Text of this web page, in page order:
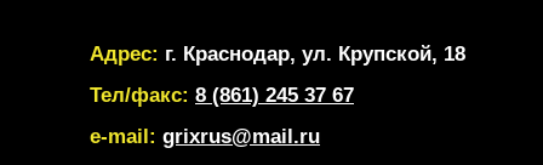
Адрес: г. Краснодар, ул. Крупской, 18
Тел/факс: 8 (861) 245 37 67
e-mail: grixrus@mail.ru